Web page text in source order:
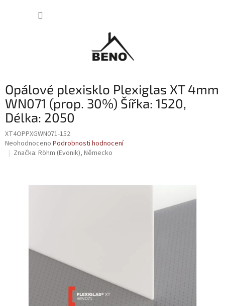
Opálové plexisklo Plexiglas XT 4mm
WN071 (prop. 30%) Šířka: 1520,
Délka: 2050
XT4OPPXGWN071-152
Průměrné
hodnocení
Neohodnoceno Podrobnosti hodnocení
Značka: Röhm (Evonik), Německo